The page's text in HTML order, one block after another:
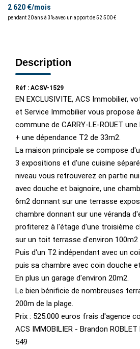
CONTACT
2 620 €/mois
pendant 20 ans à 3% avec un apport de 52 500 €
Description
Réf : ACSV-1529
EN EXCLUSIVITE, ACS Immobilier,
et Service Immobilier vous propose
commune de CARRY-LE-ROUET
+ une dépendance T2 de 33m2.
La maison principale se compose
3 expositions et d'une cuisine
niveau vous retrouverez en partie
avec douche et baignoire, une
6m2 donnant sur une terrasse
chambre donnant sur une véranda
profiterez à l'étage d'une troisième
sur un toit terrasse d'environ 100m2
Puis d'un T2 indépendant avec un
puis sa chambre avec coin douche
En plus un garage d'environ 20m2.
Le bien bénificie de nombreuses
200m de la plage.
Prix : 525.000 euros frais d'agence
ACS IMMOBILIER - Brandon
549